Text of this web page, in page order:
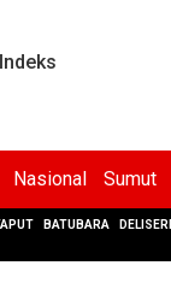
Indeks
Nasional Sumut
BATUBARA